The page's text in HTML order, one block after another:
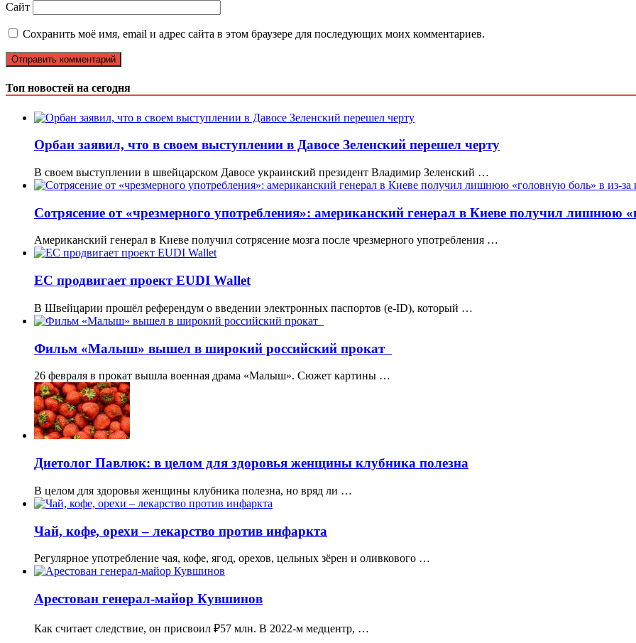
Сайт
Сохранить моё имя, email и адрес сайта в этом браузере для последующих моих комментариев.
Топ новостей на сегодня
Орбан заявил, что в своем выступлении в Давосе Зеленский перешел черту
В своем выступлении в швейцарском Давосе украинский президент Владимир Зеленский …
Сотрясение от «чрезмерного употребления»: американский генерал в Киеве получил лишнюю
Американский генерал в Киеве получил сотрясение мозга после чрезмерного употребления …
ЕС продвигает проект EUDI Wallet
В Швейцарии прошёл референдум о введении электронных паспортов (e-ID), который …
Фильм «Малыш» вышел в широкий российский прокат
26 февраля в прокат вышла военная драма «Малыш». Сюжет картины …
Диетолог Павлюк: в целом для здоровья женщины клубника полезна
В целом для здоровья женщины клубника полезна, но вряд ли …
Чай, кофе, орехи – лекарство против инфаркта
Регулярное употребление чая, кофе, ягод, орехов, цельных зёрен и оливкового …
Арестован генерал-майор Кувшинов
Как считает следствие, он присвоил ₽57 млн. В 2022-м медцентр, …